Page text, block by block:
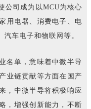
公司成为以MCU为核心
用电器、消费电子、电
车电子和物联网等。
名单，意味着中微半导
业链贡献等方面在国产
，中微半导将积极响应
，增强创新能力，不断